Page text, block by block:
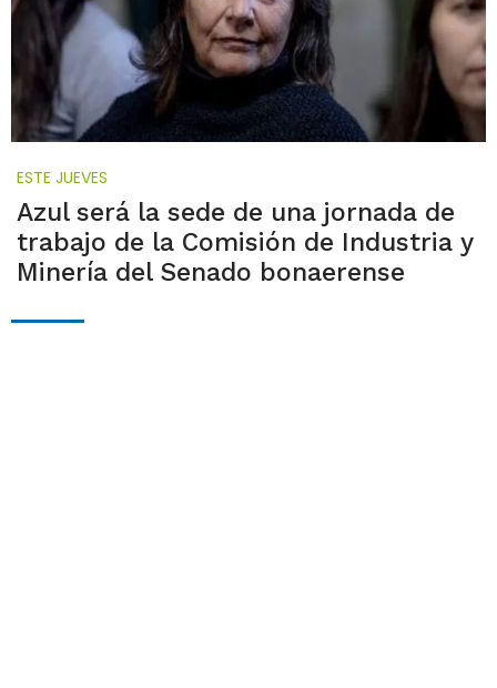
ESTE JUEVES
Azul será la sede de una jornada de
trabajo de la Comisión de Industria y
Minería del Senado bonaerense